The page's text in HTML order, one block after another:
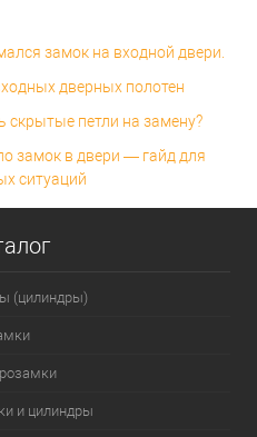
замок на входной двери.
дверных полотен
скрытые петли на замену?
замок в двери — гайд для
ситуаций
(цилиндры)
и цилиндры